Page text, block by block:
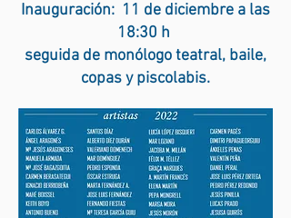
Inauguración: 11 de diciembre a las
18:30 h
seguida de monólogo teatral, baile,
copas y piscolabis.